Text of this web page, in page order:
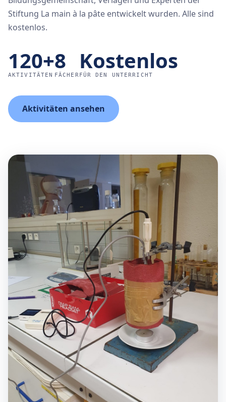
Stiftung La main à la pâte entwickelt wurden. Alle sind
kostenlos.
120+
AKTIVITÄTEN
8
FÄCHER
Kostenlos
FÜR DEN UNTERRICHT
Aktivitäten ansehen